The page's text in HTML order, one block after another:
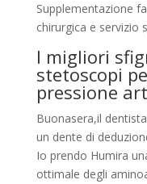
Supplementazione
chirurgica e servizio
I migliori
stetoscopi
pressione
Buonasera,il
un dente di
Io prendo Humira
ottimale degli